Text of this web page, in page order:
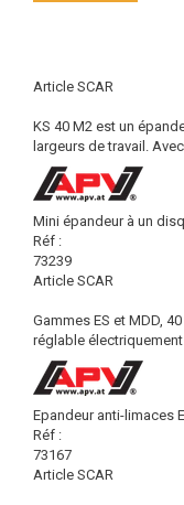
Article SCAR
KS 40 M2 est un
largeurs de travail.
Mini épandeur à un
Réf :
73239
Article SCAR
Gammes ES et MDD,
réglable électriquement
Epandeur anti-limaces
Réf :
73167
Article SCAR